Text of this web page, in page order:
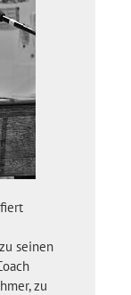
seinen
zu